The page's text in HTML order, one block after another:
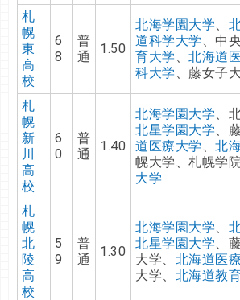
札
幌
東
高
校
6
8
普
通
1.50
北海学園大学
道科学大学 、中
育大学 、北海道
科大学 、藤女子
札
幌
新
川
高
校
6
0
普
通
1.40
北海学園大学 、
北星学園大学 、
道医療大学 、北
幌大学、札幌学院
大学
札
幌
北
陵
高
校
5
9
普
通
1.30
北海学園大学
北星学園大学 、
大学、 北海道医
大学、 北海道教